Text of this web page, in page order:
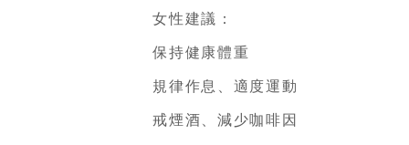
女性建議：
保持健康體重
規律作息、適度運動
戒煙酒、減少咖啡因